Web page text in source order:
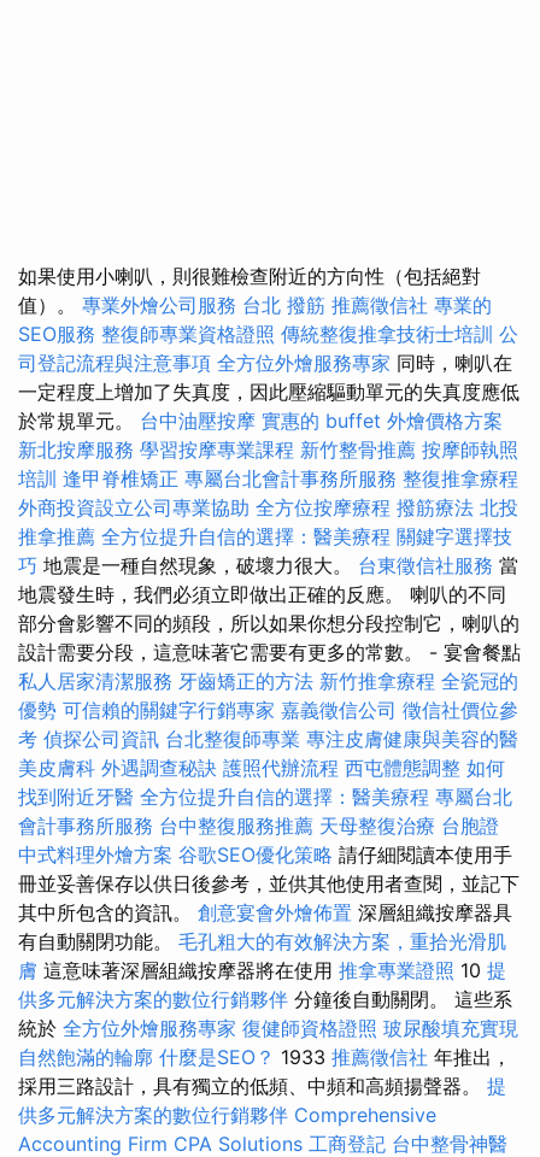
如果使用小喇叭，則很難檢查附近的方向性（包括絕對
值）。 專業外燴公司服務 台北 撥筋 推薦徵信社 專業的
SEO服務 整復師專業資格證照 傳統整復推拿技術士培訓 公
司登記流程與注意事項 全方位外燴服務專家 同時，喇叭在
一定程度上增加了失真度，因此壓縮驅動單元的失真度應低
於常規單元。 台中油壓按摩 實惠的 buffet 外燴價格方案
新北按摩服務 學習按摩專業課程 新竹整骨推薦 按摩師執照
培訓 逢甲脊椎矯正 專屬台北會計事務所服務 整復推拿療程
外商投資設立公司專業協助 全方位按摩療程 撥筋療法 北投
推拿推薦 全方位提升自信的選擇：醫美療程 關鍵字選擇技
巧 地震是一種自然現象，破壞力很大。 台東徵信社服務 當
地震發生時，我們必須立即做出正確的反應。 喇叭的不同
部分會影響不同的頻段，所以如果你想分段控制它，喇叭的
設計需要分段，這意味著它需要有更多的常數。 - 宴會餐點
私人居家清潔服務 牙齒矯正的方法 新竹推拿療程 全瓷冠的
優勢 可信賴的關鍵字行銷專家 嘉義徵信公司 徵信社價位參
考 偵探公司資訊 台北整復師專業 專注皮膚健康與美容的醫
美皮膚科 外遇調查秘訣 護照代辦流程 西屯體態調整 如何
找到附近牙醫 全方位提升自信的選擇：醫美療程 專屬台北
會計事務所服務 台中整復服務推薦 天母整復治療 台胞證
中式料理外燴方案 谷歌SEO優化策略 請仔細閱讀本使用手
冊並妥善保存以供日後參考，並供其他使用者查閱，並記下
其中所包含的資訊。 創意宴會外燴佈置 深層組織按摩器具
有自動關閉功能。 毛孔粗大的有效解決方案，重拾光滑肌
膚 這意味著深層組織按摩器將在使用 推拿專業證照 10 提
供多元解決方案的數位行銷夥伴 分鐘後自動關閉。 這些系
統於 全方位外燴服務專家 復健師資格證照 玻尿酸填充實現
自然飽滿的輪廓 什麼是SEO？ 1933 推薦徵信社 年推出，
採用三路設計，具有獨立的低頻、中頻和高頻揚聲器。 提
供多元解決方案的數位行銷夥伴 Comprehensive
Accounting Firm CPA Solutions 工商登記 台中整骨神醫